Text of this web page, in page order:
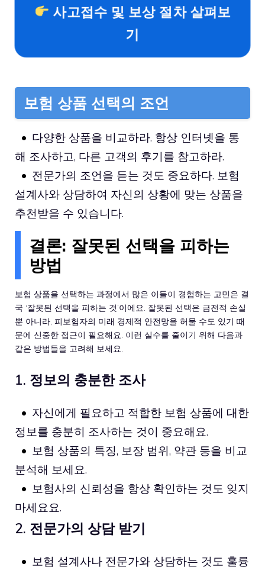
사고접수 및 보상 절차 살펴보
기
보험 상품 선택의 조언
다양한 상품을 비교하라. 항상 인터넷을 통
해 조사하고, 다른 고객의 후기를 참고하라.
전문가의 조언을 듣는 것도 중요하다. 보험
설계사와 상담하여 자신의 상황에 맞는 상품을
추천받을 수 있습니다.
결론: 잘못된 선택을 피하는
방법
보험 상품을 선택하는 과정에서 많은 이들이 경험하는 고민은 결
국 ‘잘못된 선택을 피하는 것’이에요. 잘못된 선택은 금전적 손실
뿐 아니라, 피보험자의 미래 경제적 안전망을 허물 수도 있기 때
문에 신중한 접근이 필요해요. 이런 실수를 줄이기 위해 다음과
같은 방법들을 고려해 보세요.
1. 정보의 충분한 조사
자신에게 필요하고 적합한 보험 상품에 대한
정보를 충분히 조사하는 것이 중요해요.
보험 상품의 특징, 보장 범위, 약관 등을 비교
분석해 보세요.
보험사의 신뢰성을 항상 확인하는 것도 잊지
마세요요.
2. 전문가의 상담 받기
보험 설계사나 전문가와 상담하는 것도 훌륭